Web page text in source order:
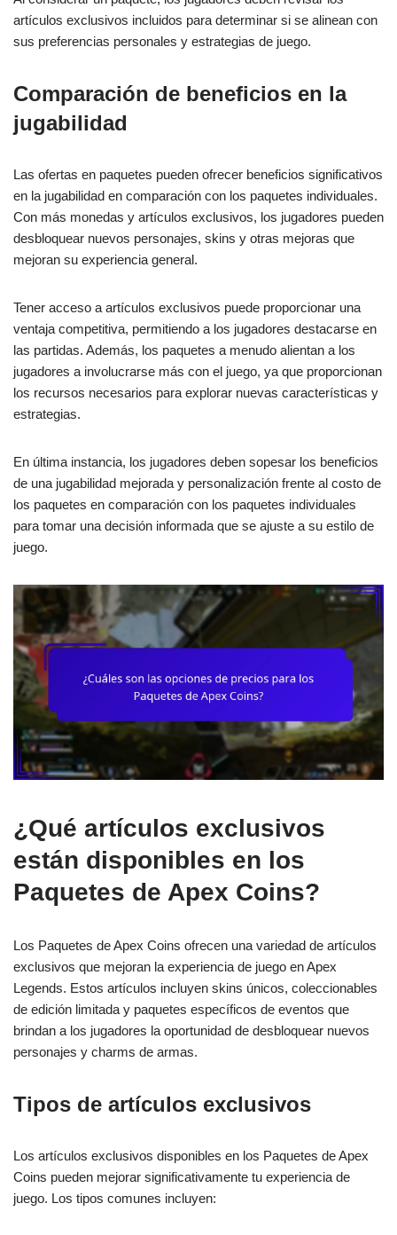
artículos exclusivos incluidos para determinar si se alinean con
sus preferencias personales y estrategias de juego.
Comparación de beneficios en la
jugabilidad
Las ofertas en paquetes pueden ofrecer beneficios significativos
en la jugabilidad en comparación con los paquetes individuales.
Con más monedas y artículos exclusivos, los jugadores pueden
desbloquear nuevos personajes, skins y otras mejoras que
mejoran su experiencia general.
Tener acceso a artículos exclusivos puede proporcionar una
ventaja competitiva, permitiendo a los jugadores destacarse en
las partidas. Además, los paquetes a menudo alientan a los
jugadores a involucrarse más con el juego, ya que proporcionan
los recursos necesarios para explorar nuevas características y
estrategias.
En última instancia, los jugadores deben sopesar los beneficios
de una jugabilidad mejorada y personalización frente al costo de
los paquetes en comparación con los paquetes individuales
para tomar una decisión informada que se ajuste a su estilo de
juego.
¿Qué artículos exclusivos
están disponibles en los
Paquetes de Apex Coins?
Los Paquetes de Apex Coins ofrecen una variedad de artículos
exclusivos que mejoran la experiencia de juego en Apex
Legends. Estos artículos incluyen skins únicos, coleccionables
de edición limitada y paquetes específicos de eventos que
brindan a los jugadores la oportunidad de desbloquear nuevos
personajes y charms de armas.
Tipos de artículos exclusivos
Los artículos exclusivos disponibles en los Paquetes de Apex
Coins pueden mejorar significativamente tu experiencia de
juego. Los tipos comunes incluyen: